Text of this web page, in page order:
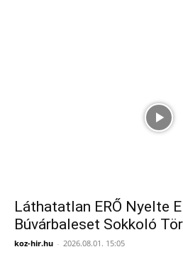
Láthatatlan ERŐ Nyelte
Búvárbaleset Sokkoló
koz-hir.hu - 2026.08.01. 15:05